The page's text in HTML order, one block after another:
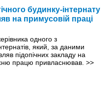
будинку-інтернату
на примусовій праці
одного з
який, за даними
підопічних закладу на
працю привласнював. >>